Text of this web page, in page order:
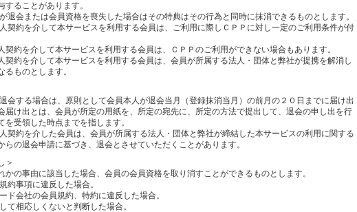
ることがあります。
退会または会員資格を喪失した場合はその特典はその行為と同時に抹消できるものとします。
契約を介して本サービスを利用する会員は、ご利用に際しＣＰＰに対し一定のご利用条件が付
契約を介して本サービスを利用する会員は、ＣＰＰのご利用ができない場合もあります。
契約を介して本サービスを利用する会員は、会員が所属する法人・団体と弊社が提携を解消し
ものとします。
会する場合は、原則として会員本人が退会当月（登録抹消当月）の前月の２０日までに届け出
届け出とは、会員が所定の用紙を、所定の宛先に、所定の方法で提出して、退会の申し出を行
受領した時点までを指します。
契約を介した会員は、会員が所属する法人・団体と弊社が締結した本サービスの利用に関する
の退会申請に基づき、退会とさせていただくことがあります。
＞
かの事由に該当した場合、会員の会員資格を取り消すことができるものとします。
約事項に違反した場合。
ド会社の会員規約、特約に違反した場合。
て相応しくないと判断した場合。